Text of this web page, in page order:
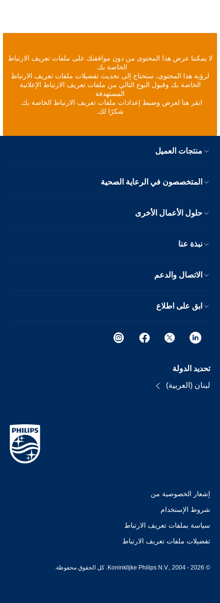
لا يمكننا عرض هذا المحتوى من دون موافقتك على ملفات تعريف الارتباط
الخاصة بك.
لرؤية هذا المحتوى، ستحتاج إلى تحديث تفضيلات ملفات تعريف الارتباط
الخاصة بك وقبول النوع التالي من ملفات تعريف الارتباط الإعلانية
المستهدفة
انقر هنا لعرض وضبط إعدادات ملفات تعريف الارتباط الخاصة بك.
شكرًا لك.
منتجات العميل
المتخصصون في الرعاية الصحية
حلول الأعمال الأخرى
نبذة عنا
الاتصال والدعم
ابق على اطلاع
تحديد الدولة
لبنان (العربية)
إشعار الخصوصية من
شروط الإستخدام
سياسة بملفات تعريف الارتباط
تفضيلات ملفات تعريف الارتباط
© Koninklijke Philips N.V., 2004 - 2026. كل الحقوق محفوظة.